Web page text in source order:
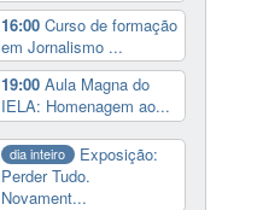
16:00 Curso de formação
em Jornalismo ...
19:00 Aula Magna do
IELA: Homenagem ao...
dia inteiro
Exposição:
Perder Tudo.
Novament...